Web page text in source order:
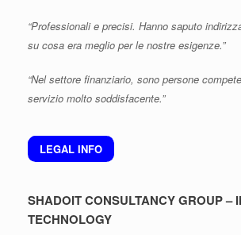
“Professionali e precisi. Hanno saputo
su cosa era meglio per le nostre esigenze.”
“Nel settore finanziario, sono persone
servizio molto soddisfacente.”
LEGAL INFO
SHADOIT CONSULTANCY GROUP –
TECHNOLOGY